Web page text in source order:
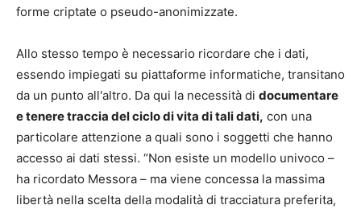
forme criptate o pseudo-anonimizzate.
Allo stesso tempo è necessario ricordare che i dati,
essendo impiegati su piattaforme informatiche, transitano
da un punto all'altro. Da qui la necessità di documentare
e tenere traccia del ciclo di vita di tali dati, con una
particolare attenzione a quali sono i soggetti che hanno
accesso ai dati stessi. “Non esiste un modello univoco –
ha ricordato Messora – ma viene concessa la massima
libertà nella scelta della modalità di tracciatura preferita,